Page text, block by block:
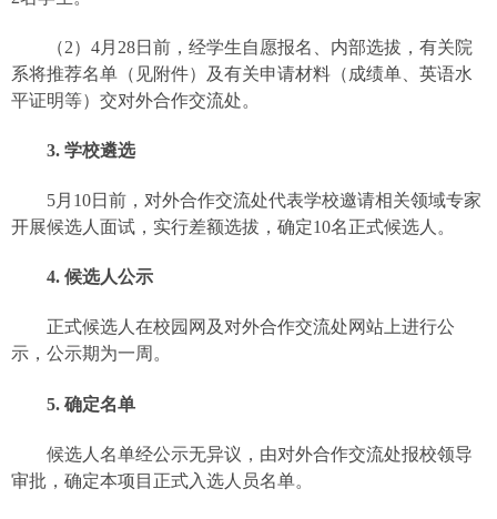
（2） 4月 28日前，经学生自愿报名、内部选拔，有关院
系将推荐名单（见附件）及有关申请材料（成绩单、英语水
平证明等）交对外合作交流处。
3. 学校遴选
5月 10日前，对外合作交流处代表学校邀请相关领域专家
开展候选人面试，实行差额选拔，确定10名正式候选人。
4. 候选人公示
正式候选人在校园网及对外合作交流处网站上进行公
示，公示期为一周。
5. 确定名单
候选人名单经公示无异议，由对外合作交流处报校领导
审批，确定本项目正式入选人员名单。